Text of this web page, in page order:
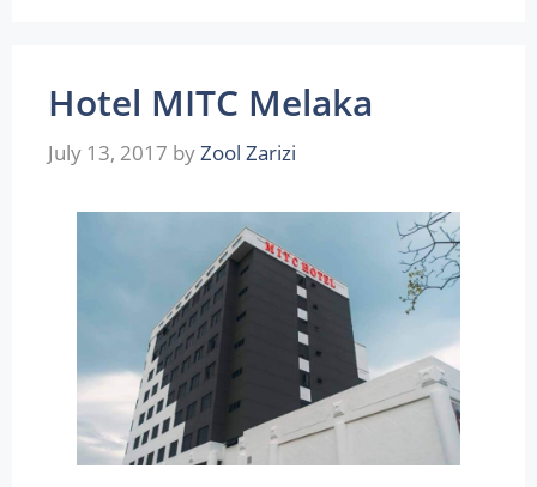
Hotel MITC Melaka
July 13, 2017 byZool Zarizi